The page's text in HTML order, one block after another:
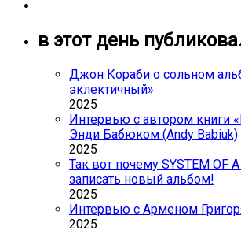
в этот день
Джон Кораби о сольном
эклектичный»
2025
Интервью с автором книги
Энди Бабюком (Andy Babiuk)
2025
Так вот почему SYSTEM OF
записать новый альбом!
2025
Интервью с Арменом
2025